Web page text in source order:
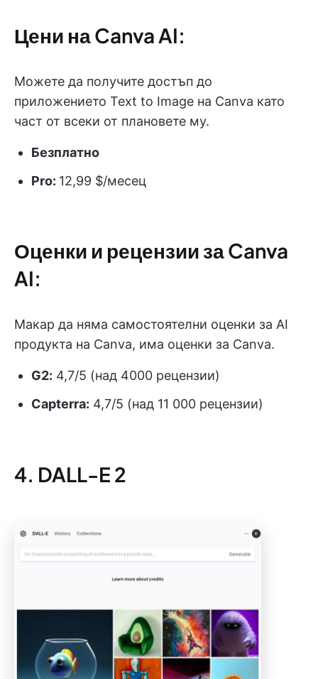
Цени на Canva AI:
Можете да получите достъп до
приложението Text to Image на Canva като
част от всеки от плановете му.
Безплатно
Pro: 12,99 $/месец
Оценки и рецензии за Canva
AI:
Макар да няма самостоятелни оценки за AI
продукта на Canva, има оценки за Canva.
G2: 4,7/5 (над 4000 рецензии)
Capterra: 4,7/5 (над 11 000 рецензии)
4. DALL-E 2